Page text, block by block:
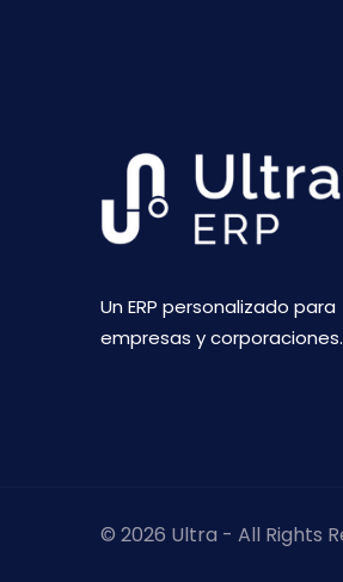
Un ERP personalizado para
empresas y corporaciones.
© 2026 Ultra - All Rights